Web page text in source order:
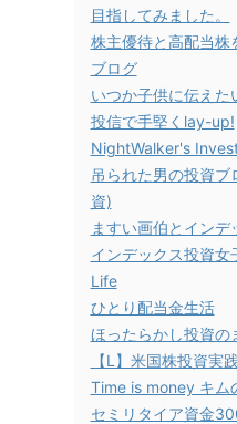
目指してみました。
株主優待と高配当株
ブログ
いつか子供に伝えた
投信で手堅くlay-up!
NightWalker's
吊られた男の投資ブ
資)
ますい画伯とインデ
インデックス投資
Life
ひとり配当金生活
ほったらかし投資の
【L】米国株投資実
Time is money キム
セミリタイア資金